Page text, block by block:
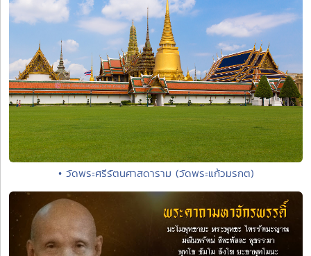
• วัดพระศรีรัตนศาสดาราม (วัดพระแก้วมรกต)